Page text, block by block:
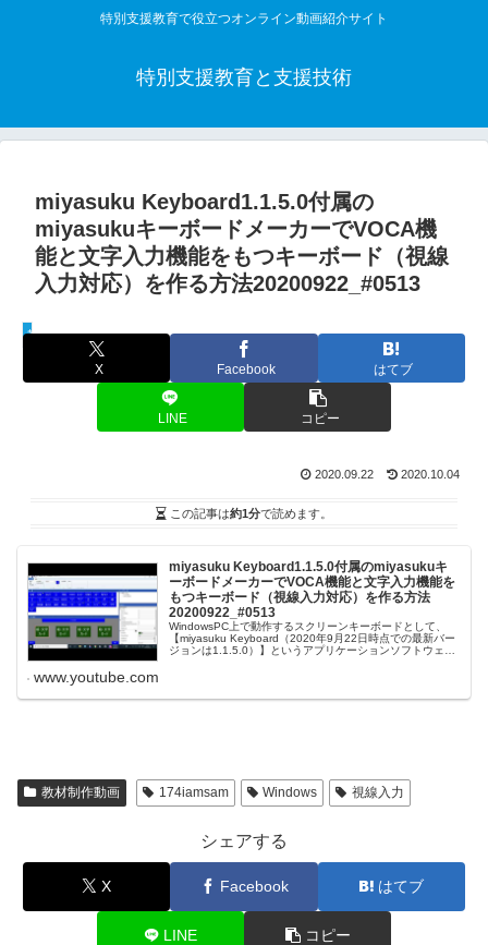
特別支援教育で役立つオンライン動画紹介サイト
特別支援教育と支援技術
miyasuku Keyboard1.1.5.0付属の
miyasukuキーボードメーカーでVOCA機
能と文字入力機能をもつキーボード（視線
入力対応）を作る方法20200922_#0513
教材制作動画
X Facebook はてブ
LINE コピー
2020.09.22 2020.10.04
この記事は約1分で読めます。
miyasuku Keyboard1.1.5.0付属のmiyasukuキ
ーボードメーカーでVOCA機能と文字入力機能を
もつキーボード（視線入力対応）を作る方法
20200922_#0513
WindowsPC上で動作するスクリーンキーボードとして、
【miyasuku Keyboard（2020年9月22日時点での最新バー
ジョンは1.1.5.0）】というアプリケーションソフトウェア
www.youtube.com
教材制作動画 174iamsam Windows 視線入力
シェアする
X Facebook はてブ
LINE コピー